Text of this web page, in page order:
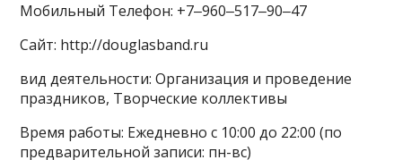
Мобильный Телефон: +7‒960‒517‒90‒47
Сайт: http://douglasband.ru
вид деятельности: Организация и проведение
праздников, Творческие коллективы
Время работы: Ежедневно с 10:00 до 22:00 (по
предварительной записи: пн-вс)